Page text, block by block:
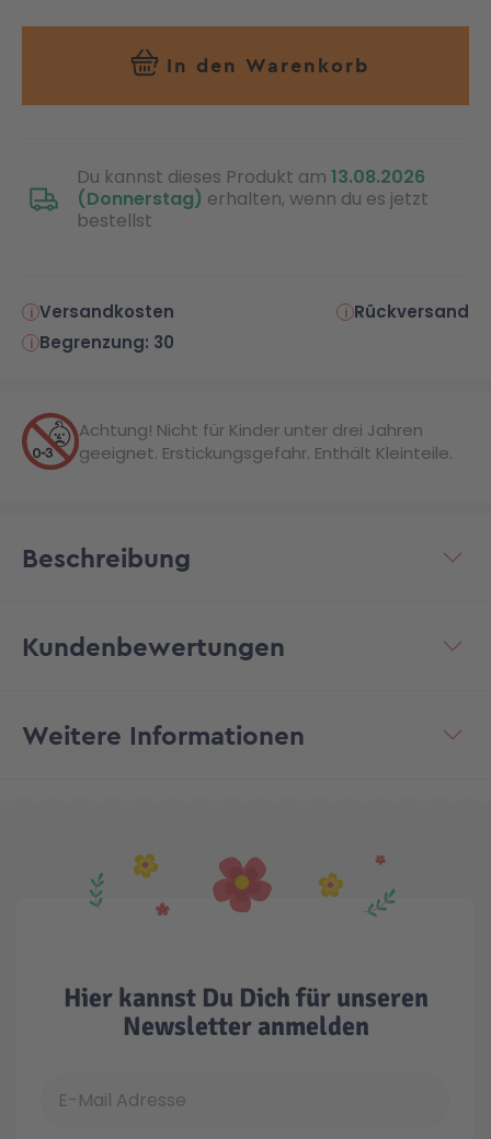
In den Warenkorb
Du kannst dieses Produkt am 13.08.2026
(Donnerstag) erhalten, wenn du es jetzt
bestellst
Versandkosten
Rückversand
Begrenzung: 30
Achtung! Nicht für Kinder unter drei Jahren
geeignet. Erstickungsgefahr. Enthält Kleinteile.
Beschreibung
Kundenbewertungen
Weitere Informationen
Hier kannst Du Dich für unseren
Newsletter anmelden